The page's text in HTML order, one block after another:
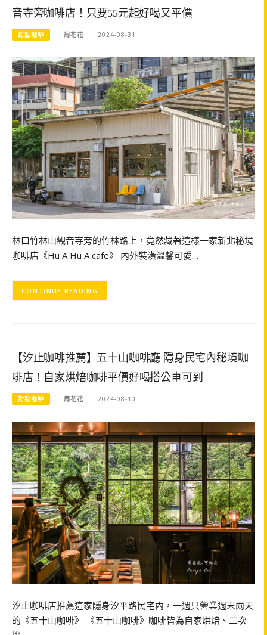
音寺旁咖啡店！只要55元起好喝又平價
甜點咖啡 周花花 2024-08-31
林口竹林山觀音寺旁的竹林路上，竟然藏著這樣一家新北秘境
咖啡店《Hu A Hu A cafe》 內外裝潢溫馨可愛…
CONTINUE READING
【汐止咖啡推薦】五十山咖啡廳 隱身民宅內秘境咖
啡店！自家烘焙咖啡平價好喝搭公車可到
甜點咖啡 周花花 2024-08-10
汐止咖啡店推薦這家隱身汐平路民宅內，一週只營業週末兩天
的《五十山咖啡》 《五十山咖啡》咖啡皆為自家烘焙、二次